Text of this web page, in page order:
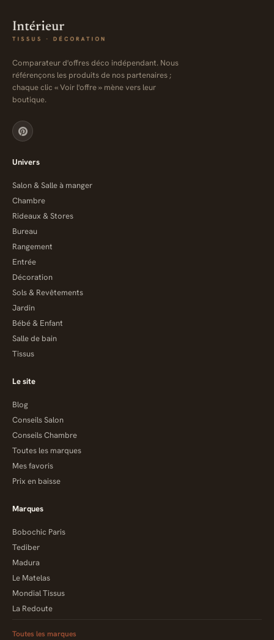
Comparateur d'offres déco indépendant. Nous
référençons les produits de nos partenaires ;
chaque clic « Voir l'offre » mène vers leur
boutique.
Univers
Salon & Salle à manger
Chambre
Rideaux & Stores
Bureau
Rangement
Entrée
Décoration
Sols & Revêtements
Jardin
Bébé & Enfant
Salle de bain
Tissus
Le site
Blog
Conseils Salon
Conseils Chambre
Toutes les marques
Mes favoris
Prix en baisse
Marques
Bobochic Paris
Tediber
Madura
Le Matelas
Mondial Tissus
La Redoute
Toutes les marques